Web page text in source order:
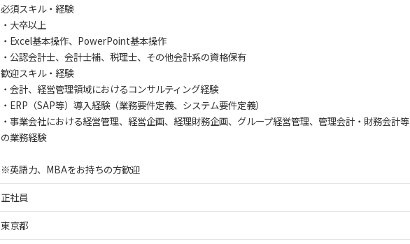
必須スキル・経験
・大卒以上
・Excel基本操作、PowerPoint基本操作
・公認会計士、会計士補、税理士、その他会計系の資格保有
歓迎スキル・経験
・会計、経営管理領域におけるコンサルティング経験
・ERP（SAP等）導入経験（業務要件定義、システム要件定義）
・事業会社における経営管理、経営企画、経理財務企画、グループ経営管理、管理会計・財務会計等
の業務経験
※英語力、MBAをお持ちの方歓迎
正社員
東京都